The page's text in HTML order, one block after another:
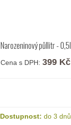
Narozeninový půllitr - 0,5l
Cena s DPH: 399 Kč
Dostupnost: do 3 dnů